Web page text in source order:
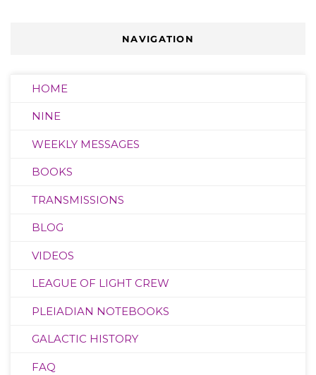
NAVIGATION
HOME
NINE
WEEKLY MESSAGES
BOOKS
TRANSMISSIONS
BLOG
VIDEOS
LEAGUE OF LIGHT CREW
PLEIADIAN NOTEBOOKS
GALACTIC HISTORY
FAQ